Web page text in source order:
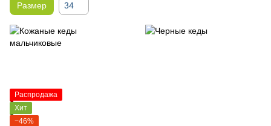
Размер 34
Распродажа
Хит
−46%